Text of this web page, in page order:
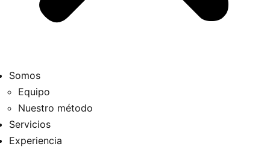
Somos
Equipo
Nuestro método
Servicios
Experiencia